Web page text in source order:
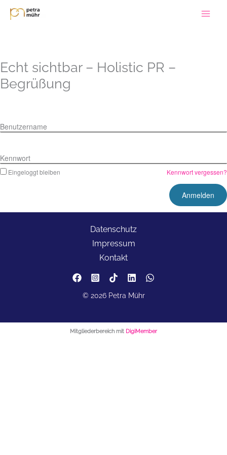
Zum
Inhalt
Echt sichtbar – Holistic PR –
Begrüßung
Benutzername
Kennwort
Eingeloggt bleiben Kennwort vergessen?
Datenschutz
Impressum
Kontakt
© 2026 Petra Mühr
Mitgliederbereich mit DigiMember